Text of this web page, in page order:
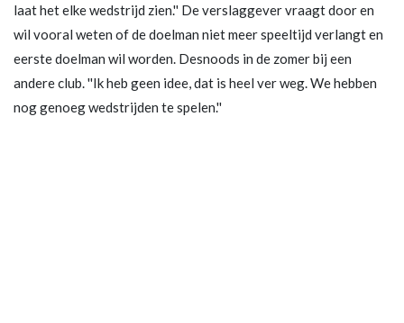
laat het elke wedstrijd zien.'' De verslaggever vraagt door en
wil vooral weten of de doelman niet meer speeltijd verlangt en
eerste doelman wil worden. Desnoods in de zomer bij een
andere club. ''Ik heb geen idee, dat is heel ver weg. We hebben
nog genoeg wedstrijden te spelen.''